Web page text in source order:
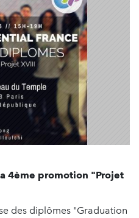
4ème promotion "Projet
des diplômes "Graduation